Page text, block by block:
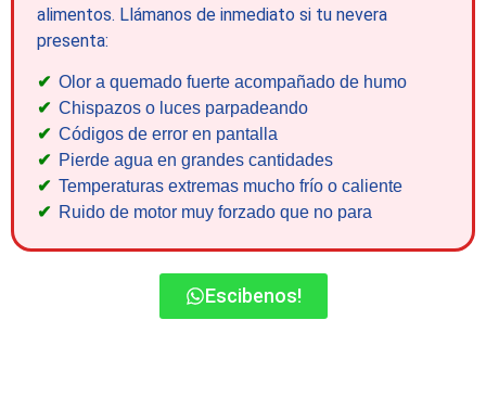
alimentos. Llámanos de inmediato si tu nevera
presenta:
Olor a quemado fuerte acompañado de humo
Chispazos o luces parpadeando
Códigos de error en pantalla
Pierde agua en grandes cantidades
Temperaturas extremas mucho frío o caliente
Ruido de motor muy forzado que no para
Escibenos!